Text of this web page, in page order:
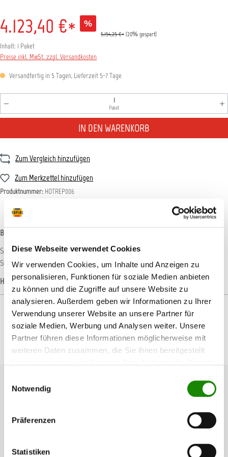
Diese Webseite verwendet Cookies
Wir verwenden Cookies, um Inhalte und Anzeigen zu
personalisieren, Funktionen für soziale Medien anbieten
zu können und die Zugriffe auf unsere Website zu
analysieren. Außerdem geben wir Informationen zu Ihrer
Verwendung unserer Website an unsere Partner für
soziale Medien, Werbung und Analysen weiter. Unsere
Partner führen diese Informationen möglicherweise mit
weiteren Daten zusammen, die Sie ihnen bereitgestellt
Notwendig
Präferenzen
Statistiken
4.123,40 €* %
5.154,25 €* (20% gespart)
Inhalt: 1 Paket
Preise inkl. MwSt. zzgl. Versandkosten
Versandfertig in 5 Tagen, Lieferzeit 5-7 Tage
Produkt Anzahl: Gib den gewünschten Wert ein oder
Paket
IN DEN WARENKORB
Zum Vergleich hinzufügen
Zum Merkzettel hinzufügen
Produktnummer: HOTREP006
Beschreibung
Spot Repair System Box 1 – Lackmaterial … Die Box 1 des AllorA Spot Repair
System enthält ein professionelles Lackiersystem…Mehr
Hersteller-Informationen
Produktgalerie überspringen
Passendes Zubehör